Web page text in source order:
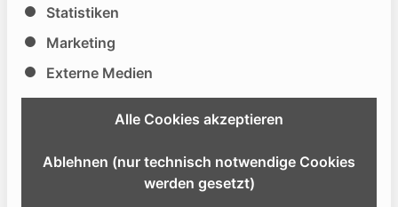
The 41st Annual Meeting of
Neurospinal Society of Japan
46
Medicon will be represented by: Alphamed
Welcome to Osaka, JAPAN.
Annual Meeting of ASIA SPINE (ASIA SPINE 2026) that
will be held in conjunction with 41st Annual Meeting
Statistiken
Marketing
Externe Medien
Alle Cookies akzeptieren
Ablehnen (nur technisch notwendige Cookies
werden gesetzt)